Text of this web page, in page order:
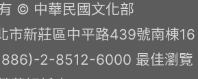
© 中華民國文化部
市新莊區中平路439號南棟16
2-8512-6000 最佳瀏覽